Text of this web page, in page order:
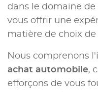
dans le domaine
vous offrir une
matière de choix de
Nous comprenons
achat automobile,
efforçons de vous